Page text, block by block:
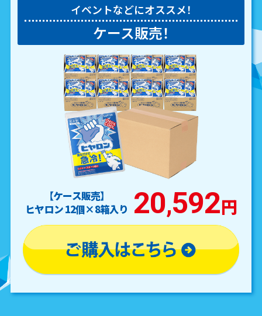
イベントなどにオススメ！
ケース販売！
【ケース販売】
ヒヤロン 12個×8箱入り 20,592円